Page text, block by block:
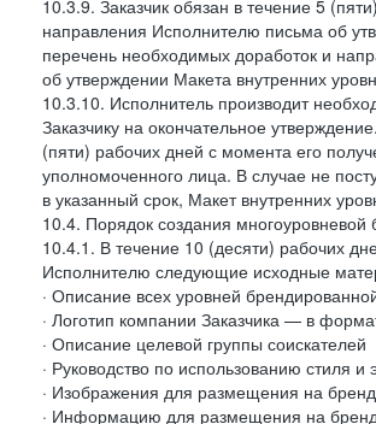
10.3.9. Заказчик обязан в течение 5
направления Исполнителю письма об
перечень необходимых доработок и
об утверждении Макета внутренних
10.3.10. Исполнитель производит
Заказчику на окончательное
(пяти) рабочих дней с момента его
уполномоченного лица. В случае не
в указанный срок, Макет внутренних
10.4. Порядок создания
10.4.1. В течение 10 (десяти) рабочих
Исполнителю следующие исходные
· Описание всех уровней
· Логотип компании Заказчика — в
· Описание целевой группы соискателей
· Руководство по использованию стиля и
· Изображения для размещения на
· Информацию для размещения на